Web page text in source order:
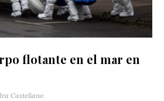
flotante en el mar en
Castellano